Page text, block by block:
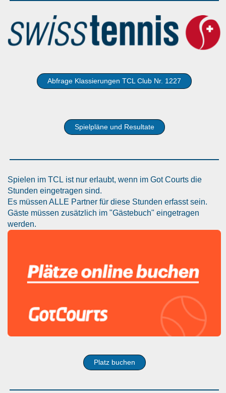
Abfrage Klassierungen TCL Club Nr. 1227
Spielpläne und Resultate
Spielen im TCL ist nur erlaubt, wenn im Got Courts die
Stunden eingetragen sind.
Es müssen ALLE Partner für diese Stunden erfasst sein.
Gäste müssen zusätzlich im "Gästebuch" eingetragen
werden.
Platz buchen